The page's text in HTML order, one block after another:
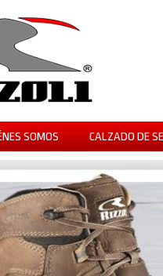
SOMOS CALZADO DE